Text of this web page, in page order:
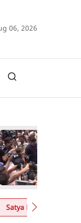
06, 2026
Satya Hindi